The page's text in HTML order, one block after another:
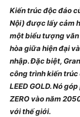
Kiến trúc độc đáo
Nội) được lấy cảm
một biểu tượng văn
hòa giữa hiện đại
nhập. Đặc biệt,
công trình kiến
LEED GOLD. Nó
ZERO vào năm
với thế giới.